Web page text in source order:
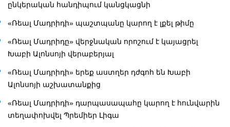
ընկերական հանդիպում կանցկացնի
«Ռեալ Մադրիդի» պաշտպանը կարող է լքել թիմը
«Ռեալ Մադրիդը» վերջնական որոշում է կայացրել
Խաբի Ալոնսոյի վերաբերյալ
«Ռեալ Մադրիդի» երեք աստղեր դժգոհ են Խաբի
Ալոնսոյի աշխատանքից
«Ռեալ Մադրիդի» դարպասապահը կարող է հունվարին
տեղափոխվել Պրեմիեր Լիգա